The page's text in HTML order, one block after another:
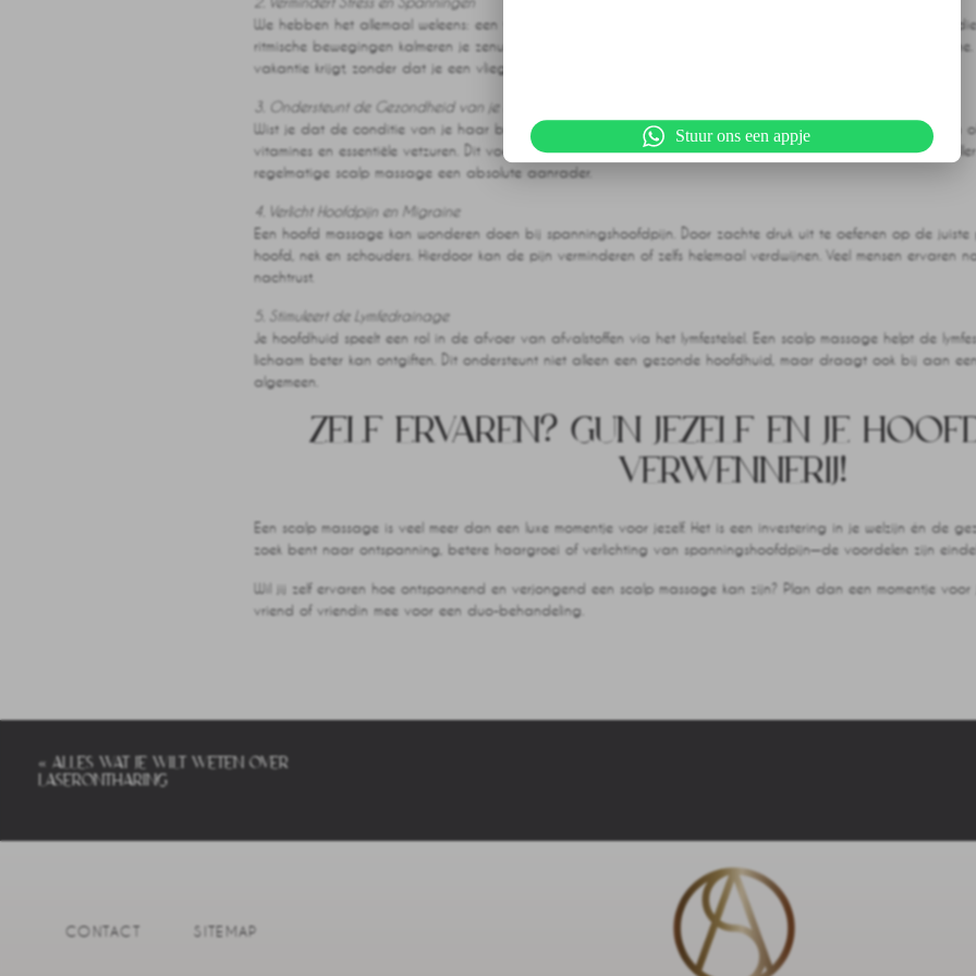
We hebben het allemaal weleens: een vol hoofd, spanning in je nek en schouders. Een scalp massage helpt
ritmische bewegingen kalmeren je zenuwstelsel en stimuleren de aanmaak van gelukshormonen zoals
vakantie krijgt, zonder dat je een vliegtuig hoeft te pakken.
3. Ondersteunt de Gezondheid van je Haar
Wist je dat de conditie van je haar begint bij een gezonde hoofdhuid? Tijdens een scalp massage worden
vitamines en essentiële vetzuren. Dit voedt de haarwortels en versterkt de haarstructuur. Als je droomt van
regelmatige scalp massage een absolute aanrader.
4. Verlicht Hoofdpijn en Migraine
Een hoofd massage kan wonderen doen bij spanningshoofdpijn. Door zachte druk uit te oefenen op de juiste
hoofd, nek en schouders. Hierdoor kan de pijn verminderen of zelfs helemaal verdwijnen. Veel mensen ervaren
nachtrust.
5. Stimuleert de Lymfedrainage
Je hoofdhuid speelt een rol in de afvoer van afvalstoffen via het lymfestelsel. Een scalp massage helpt de
lichaam beter kan ontgiften. Dit ondersteunt niet alleen een gezonde hoofdhuid, maar draagt ook bij aan
algemeen.
ZELF ERVAREN? GUN JEZELF EN JE
VERWENNERIJ!
Een scalp massage is veel meer dan een luxe momentje voor jezelf. Het is een investering in je welzijn én de
zoek bent naar ontspanning, betere haargroei of verlichting van spanningshoofdpijn—de voordelen zijn
Wil jij zelf ervaren hoe ontspannend en verjongend een scalp massage kan zijn? Plan dan een momentje
vriend of vriendin mee voor een duo-behandeling.
« ALLES WAT JE WILT WETEN OVER
LASERONTHARING
CONTACT SITEMAP
Stuur ons een appje